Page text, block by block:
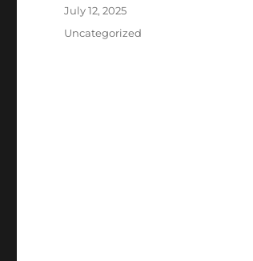
Posted
July 12, 2025
Categories
Uncategorized